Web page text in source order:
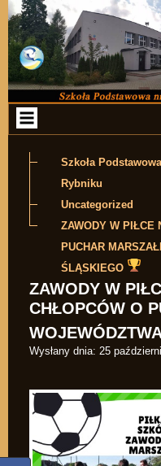
Szkoła
Rybniku
Uncategorized
ZAWODY W PIŁCE
PUCHAR
ŚLĄSKIEGO
ZAWODY W
CHŁOPCÓW O
Wysłany dnia: 25